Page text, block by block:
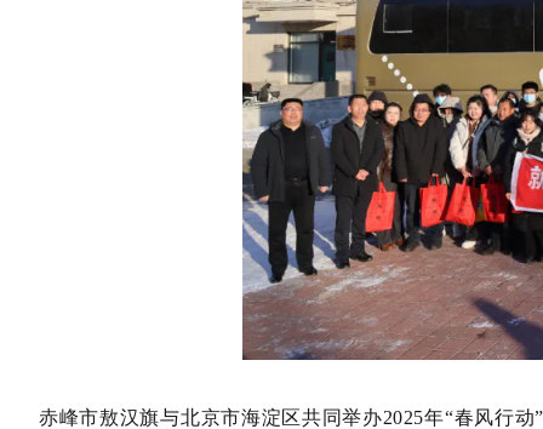
赤峰市敖汉旗与北京市海淀区共同举办2025年“春风行